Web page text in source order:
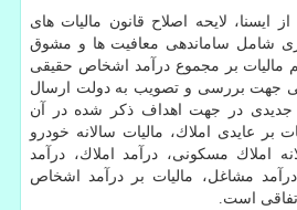
ایسنا، لایحه اصلاح قانون مالیات های
شامل ساماندهی معافیت ها و مشوق
مالیات بر مجموع درآمد اشخاص حقیقی
جهت بررسی و تصویب به دولت ارسال
جدیدی در جهت اهداف ذكر شده در آن
بر عایدی املاك، مالیات سالانه خودرو
املاك مسكونی، درآمد املاك، درآمد
مشاغل، مالیات بر درآمد اشخاص
است.